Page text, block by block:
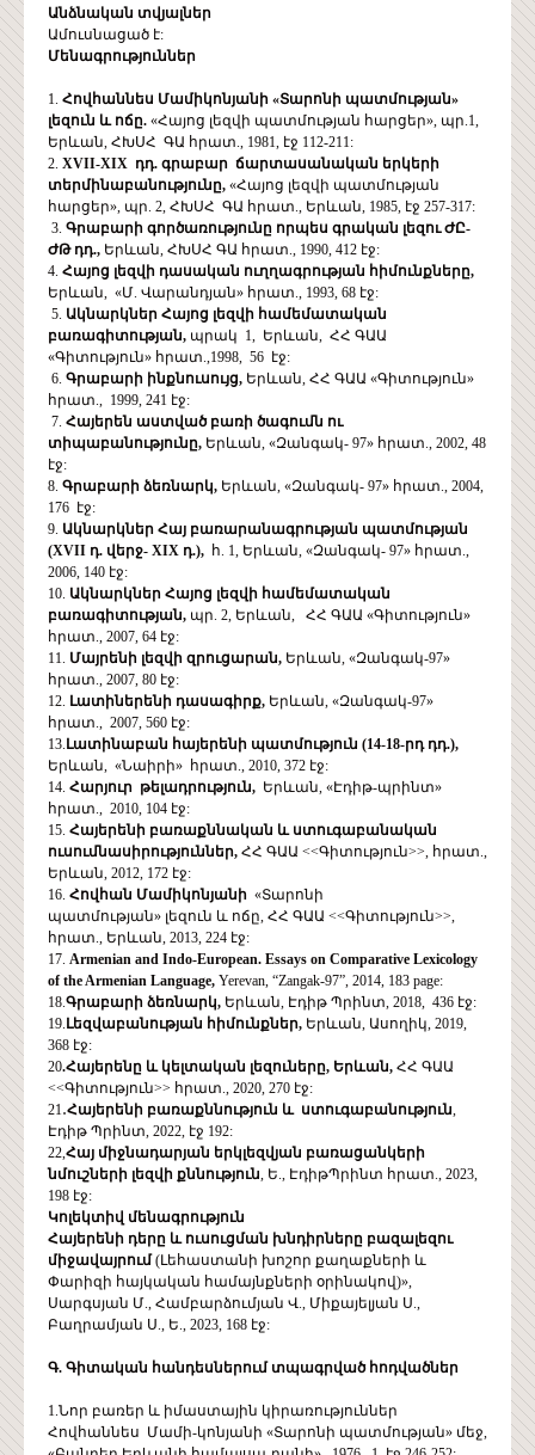
Անձնական տվյալներ
Ամուսնացած է:
Մենագրություններ
1. Հովհաննես Մամիկոնյանի «Տարոնի պատմության»
լեզուն և ոճը. «Հայոց լեզվի պատմության հարցեր», պր.1,
Երևան, ՀԽՍՀ ԳԱ հրատ., 1981, էջ 112-211:
2. XVII-XIX դդ. գրաբար ճարտասանական երկերի
տերմինաբանությունը, «Հայոց լեզվի պատմության
հարցեր», պր. 2, ՀԽՍՀ ԳԱ հրատ., Երևան, 1985, էջ 257-317:
3. Գրաբարի գործառությունը որպես գրական լեզու ԺԸ-
ԺԹ դդ., Երևան, ՀԽՍՀ ԳԱ հրատ., 1990, 412 էջ:
4. Հայոց լեզվի դասական ուղղագրության հիմունքները,
Երևան, «Մ. Վարանդյան» հրատ., 1993, 68 էջ:
5. Ակնարկներ Հայոց լեզվի համեմատական
բառագիտության, պրակ 1, Երևան, ՀՀ ԳԱԱ
«Գիտություն» հրատ.,1998, 56 էջ:
6. Գրաբարի ինքնուսույց, Երևան, ՀՀ ԳԱԱ «Գիտություն»
հրատ., 1999, 241 էջ:
7. Հայերեն աստված բառի ծագումն ու
տիպաբանությունը, Երևան, «Զանգակ- 97» հրատ., 2002, 48
էջ:
8. Գրաբարի ձեռնարկ, Երևան, «Զանգակ- 97» հրատ., 2004,
176 էջ:
9. Ակնարկներ Հայ բառարանագրության պատմության
(XVII դ. վերջ- XIX դ.), հ. 1, Երևան, «Զանգակ- 97» հրատ.,
2006, 140 էջ:
10. Ակնարկներ Հայոց լեզվի համեմատական
բառագիտության, պր. 2, Երևան, ՀՀ ԳԱԱ «Գիտություն»
հրատ., 2007, 64 էջ:
11. Մայրենի լեզվի զրուցարան, Երևան, «Զանգակ-97»
հրատ., 2007, 80 էջ:
12. Լատիներենի դասագիրք, Երևան, «Զանգակ-97»
հրատ., 2007, 560 էջ:
13. Լատինաբան հայերենի պատմություն (14-18-րդ դդ.),
Երևան, «Նաիրի» հրատ., 2010, 372 էջ:
14. Հարյուր թելադրություն, Երևան, «Էդիթ-պրինտ»
հրատ., 2010, 104 էջ:
15. Հայերենի բառաքննական և ստուգաբանական
ուսումնասիրություններ, ՀՀ ԳԱԱ <<Գիտություն>>, հրատ.,
Երևան, 2012, 172 էջ:
16. Հովհան Մամիկոնյանի «Տարոնի
պատմության» լեզուն և ոճը, ՀՀ ԳԱԱ <<Գիտություն>>,
հրատ., Երևան, 2013, 224 էջ:
17. Armenian and Indo-European. Essays on Comparative Lexicology
of the Armenian Language, Yerevan, “Zangak-97”, 2014, 183 page:
18.Գրաբարի ձեռնարկ, Երևան, Էդիթ Պրինտ, 2018, 436 էջ:
19. Լեզվաբանության հիմունքներ, Երևան, Ասողիկ, 2019,
368 էջ:
20.Հայերենը և կելտական լեզուները, Երևան, ՀՀ ԳԱԱ
<<Գիտություն>> հրատ., 2020, 270 էջ:
21․Հայերենի բառաքննություն և ստուգաբանություն,
Էդիթ Պրինտ, 2022, էջ 192:
22,Հայ միջնադարյան երկլեզվյան բառացանկերի
նմուշների լեզվի քննություն, Ե., ԷդիթՊրինտ հրատ., 2023,
198 էջ:
Կոլեկտիվ մենագրություն
Հայերենի դերը և ուսուցման խնդիրները բազալեզու
միջավայրում(Լեհաստանի խոշոր քաղաքների և
Փարիզի հայկական համայնքների օրինակով)»,
Սարգսյան Մ., Համբարձումյան Վ., Միքայելյան Ս.,
Բաղրամյան Ս., Ե., 2023, 168 էջ:
Գ. Գիտական հանդեսներում տպագրված հոդվածներ
1.Նոր բառեր և իմաստային կիրառություններ
Հովհաննես Մամի-կոնյանի «Տարոնի պատմության» մեջ,